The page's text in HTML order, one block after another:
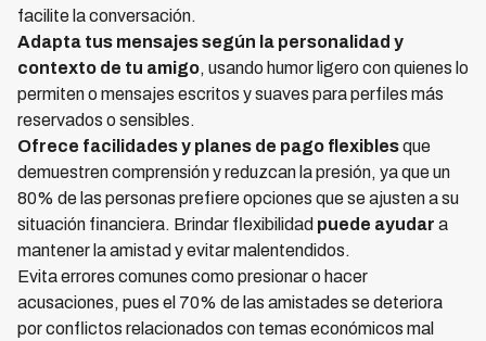
facilite la conversación.
Adapta tus mensajes según la personalidad y
contexto de tu amigo, usando humor ligero con quienes lo
permiten o mensajes escritos y suaves para perfiles más
reservados o sensibles.
Ofrece facilidades y planes de pago flexiblesque
demuestren comprensión y reduzcan la presión, ya que un
80% de las personas prefiere opciones que se ajusten a su
situación financiera. Brindar flexibilidad puede ayudar a
mantener la amistad y evitar malentendidos.
Evita errores comunes como presionar o hacer
acusaciones, pues el 70% de las amistades se deteriora
por conflictos relacionados con temas económicos mal